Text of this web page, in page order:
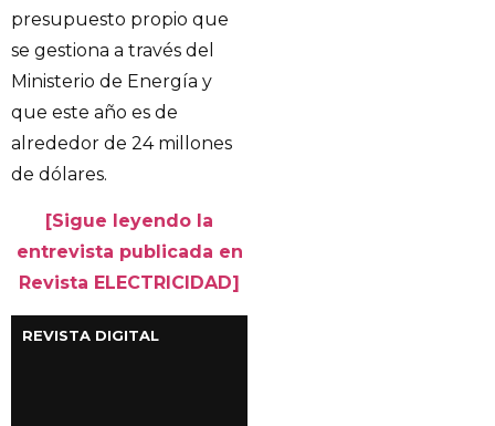
presupuesto propio que
se gestiona a través del
Ministerio de Energía y
que este año es de
alrededor de 24 millones
de dólares.
[Sigue leyendo la
entrevista publicada en
Revista ELECTRICIDAD]
REVISTA DIGITAL